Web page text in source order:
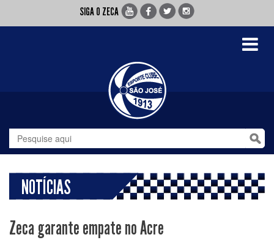
SIGA O ZECA
Toggle
NOTÍCIAS
Zeca garante empate no Acre